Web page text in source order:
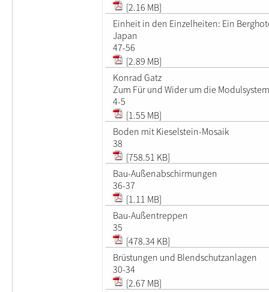
[2.16 MB]
Einheit in den Einzelheiten: Ein
Japan
47-56
[2.89 MB]
Konrad Gatz
Zum Für und Wider um die
4-5
[1.55 MB]
Boden mit Kieselstein-Mosaik
38
[758.51 KB]
Bau-Außenabschirmungen
36-37
[1.11 MB]
Bau-Außentreppen
35
[478.34 KB]
Brüstungen und Blendschutzanlagen
30-34
[2.67 MB]